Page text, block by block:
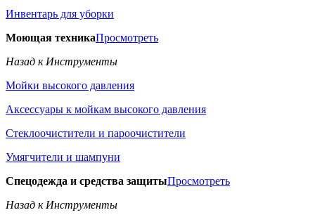
Инвентарь для уборки
Моющая техникаПросмотреть
Назад к Инструменты
Мойки высокого давления
Аксессуары к мойкам высокого давления
Стеклоочистители и пароочистители
Умягчители и шампуни
Спецодежда и средства защитыПросмотреть
Назад к Инструменты